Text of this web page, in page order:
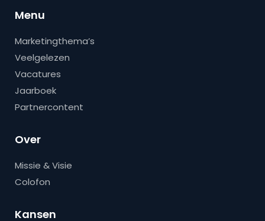
Menu
Marketingthema’s
Veelgelezen
Vacatures
Jaarboek
Partnercontent
Over
Missie & Visie
Colofon
Kansen